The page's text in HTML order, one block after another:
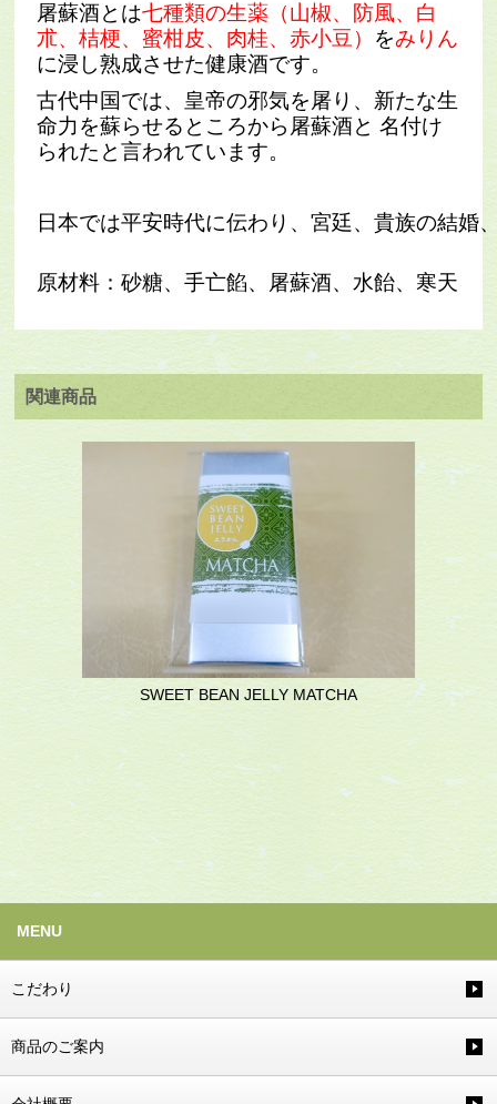
屠蘇酒とは七種類の生薬（山椒、防風、白
朮、桔梗、蜜柑皮、肉桂、赤小豆） をみりん
に浸し熟成させた健康酒です。
古代中国では、皇帝の邪気を屠り、新たな生
命力を蘇らせるところから屠蘇酒と 名付け
られたと言われています。
日本では平安時代に伝わり、宮廷、貴族の結婚
原材料：砂糖、手亡餡、屠蘇酒、水飴、寒天
関連商品
SWEET BEAN JELLY MATCHA
MENU
こだわり
商品のご案内